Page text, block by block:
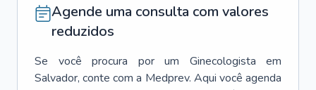
Agende uma consulta com valores
reduzidos
Se você procura por um Ginecologista
em
Salvador, conte com a Medprev. Aqui você agenda